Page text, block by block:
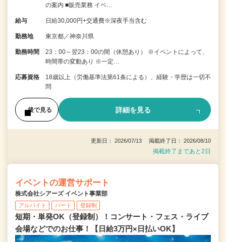
の案内 ■販売業務 イベ…
給与 日給30,000円+交通費※深夜手当含む
勤務地 東京都／神奈川県
勤務時間
23：00～翌23：00の間（休憩あり） ※イベントによって、
時間帯の変動あり ※一定…
応募資格
18歳以上（労働基準法第61条による）、経験・学歴は一切不
問
後で見る 詳細を見る
更新日： 2026/07/13 掲載終了日： 2026/08/10
掲載終了まであと2日
イベントの運営サポート
株式会社シアーズ イベント事業部
アルバイト パート 登録制
短期・単発OK（登録制）！コンサート・フェス・ライブ
会場などでのお仕事！【日給3万円×日払いOK】